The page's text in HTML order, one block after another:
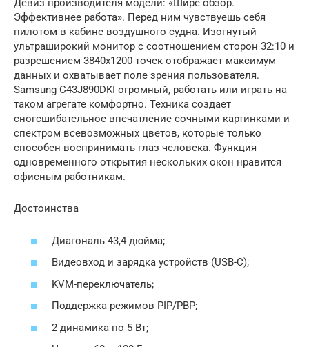
Девиз производителя модели: «Шире обзор.
Эффективнее работа». Перед ним чувствуешь себя
пилотом в кабине воздушного судна. Изогнутый
ультраширокий монитор с соотношением сторон 32:10 и
разрешением 3840х1200 точек отображает максимум
данных и охватывает поле зрения пользователя.
Samsung C43J890DKI огромный, работать или играть на
таком агрегате комфортно. Техника создает
сногсшибательное впечатление сочными картинками и
спектром всевозможных цветов, которые только
способен воспринимать глаз человека. Функция
одновременного открытия нескольких окон нравится
офисным работникам.
Достоинства
Диагональ 43,4 дюйма;
Видеовход и зарядка устройств (USB-C);
KVM-переключатель;
Поддержка режимов PIP/PBP;
2 динамика по 5 Вт;